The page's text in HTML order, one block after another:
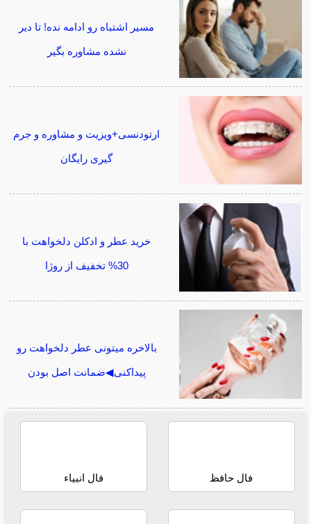
مسیر اشتباه رو ادامه نده! تا دیر
نشده مشاوره بگیر
ارتودنسی+ویزیت و مشاوره و جرم
گیری رایگان
خرید عطر و ادکلن دلخواهت با
30% تخفیف از روژا
بالاخره میتونی عطر دلخواهت رو
پیداکنی◀ضمانت اصل بودن
فال حافظ فال انبیاء